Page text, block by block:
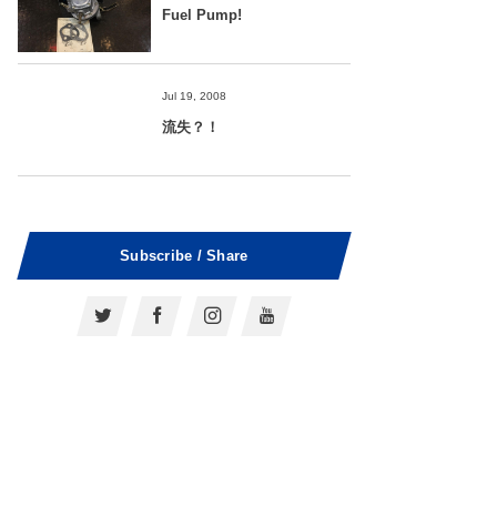
Fuel Pump!
Jul 19, 2008
流失？！
Subscribe / Share